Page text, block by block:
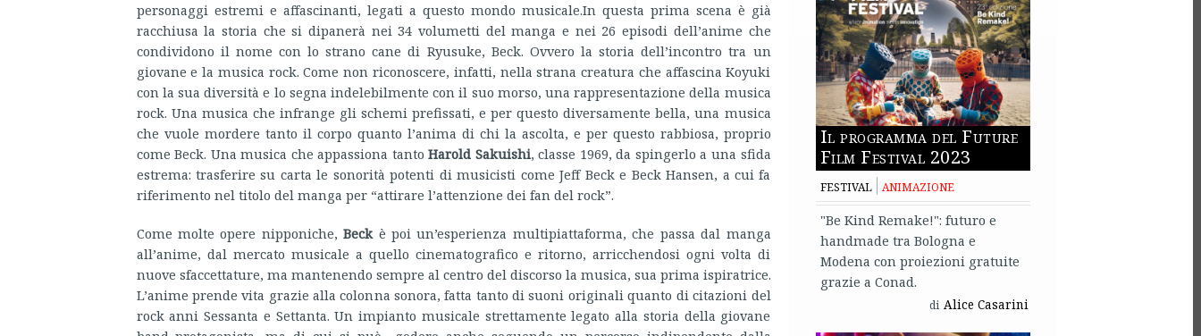
personaggi estremi e affascinanti, legati a questo mondo musicale.In questa prima scena è già
racchiusa la storia che si dipanerà nei 34 volumetti del manga e nei 26 episodi dell’anime che
condividono il nome con lo strano cane di Ryusuke, Beck. Ovvero la storia dell’incontro tra un
giovane e la musica rock. Come non riconoscere, infatti, nella strana creatura che affascina Koyuki
con la sua diversità e lo segna indelebilmente con il suo morso, una rappresentazione della musica
rock. Una musica che infrange gli schemi prefissati, e per questo diversamente bella, una musica
che vuole mordere tanto il corpo quanto l’anima di chi la ascolta, e per questo rabbiosa, proprio
come Beck. Una musica che appassiona tantoHarold Sakuishi, classe 1969, da spingerlo a una sfida
estrema: trasferire su carta le sonorità potenti di musicisti come Jeff Beck e Beck Hansen, a cui fa
riferimento nel titolo del manga per “attirare l’attenzione dei fan del rock”.
Come molte opere nipponiche,Beckè poi un’esperienza multipiattaforma, che passa dal manga
all’anime, dal mercato musicale a quello cinematografico e ritorno, arricchendosi ogni volta di
nuove sfaccettature, ma mantenendo sempre al centro del discorso la musica, sua prima ispiratrice.
L’anime prende vita grazie alla colonna sonora, fatta tanto di suoni originali quanto di citazioni del
rock anni Sessanta e Settanta. Un impianto musicale strettamente legato alla storia della giovane
Il programma del Future
Film Festival 2023
FESTIVAL ANIMAZIONE
"Be Kind Remake!": futuro e
handmade tra Bologna e
Modena con proiezioni gratuite
grazie a Conad.
di Alice Casarini